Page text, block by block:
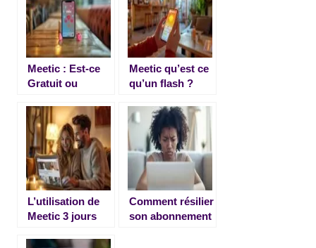
Meetic : Est-ce
Gratuit ou
Meetic qu’est ce
qu’un flash ?
envoyer ou en
recevoir ?
L’utilisation de
Meetic 3 jours
ou pas ?
Comment résilier
son abonnement